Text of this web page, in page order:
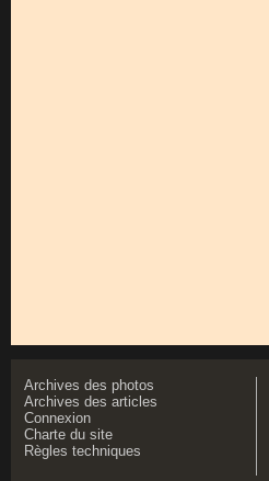
Archives des photos
Archives des articles
Connexion
Charte du site
Règles techniques